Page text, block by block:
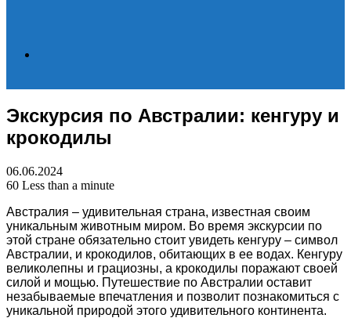
for
Экскурсия по Австралии: кенгуру и
крокодилы
06.06.2024
60 Less than a minute
Австралия – удивительная страна, известная своим
уникальным животным миром. Во время экскурсии по
этой стране обязательно стоит увидеть кенгуру – символ
Австралии, и крокодилов, обитающих в ее водах. Кенгуру
великолепны и грациозны, а крокодилы поражают своей
силой и мощью. Путешествие по Австралии оставит
незабываемые впечатления и позволит познакомиться с
уникальной природой этого удивительного континента.